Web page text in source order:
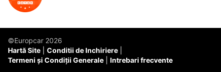
©Europcar 2026
Hartă Site
Conditii de Inchiriere
Termeni și Condiții Generale
Intrebari frecvente